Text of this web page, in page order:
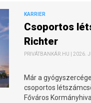
KARRIER
Csoportos
Richter
PRIVÁTBANKÁR.HU | 2026.
Már a
csoportos
Főváros